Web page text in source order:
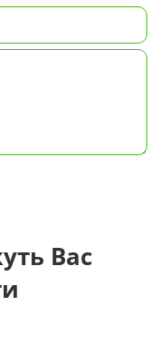
Вас